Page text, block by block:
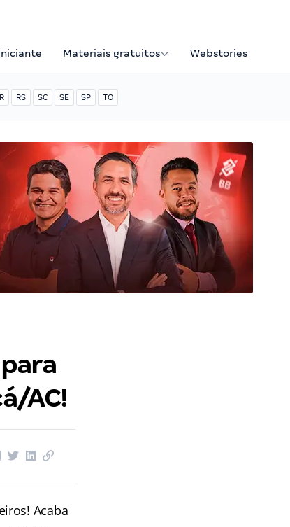
Materiais gratuitos Webstories
RS SC SE SP TO
AC!
Acaba